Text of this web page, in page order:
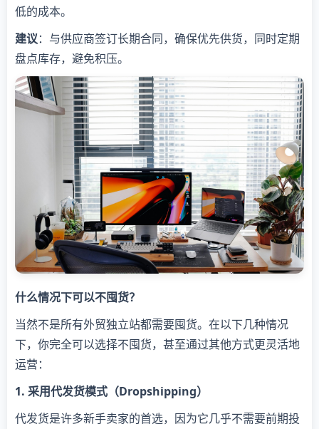
低的成本。
建议：与供应商签订长期合同，确保优先供货，同时定期
盘点库存，避免积压。
什么情况下可以不囤货？
当然不是所有外贸独立站都需要囤货。在以下几种情况
下，你完全可以选择不囤货，甚至通过其他方式更灵活地
运营：
1. 采用代发货模式（Dropshipping）
代发货是许多新手卖家的首选，因为它几乎不需要前期投